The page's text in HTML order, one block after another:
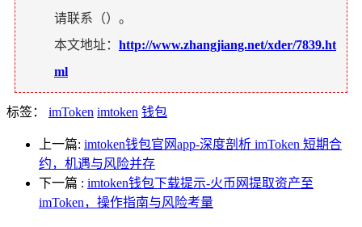
请联系（）。
本文地址： http://www.zhangjiang.net/xder/7839.ht
ml
标签： imToken imtoken 钱包
上一篇: imtoken钱包官网app-深度剖析 imToken 短期合
约，机遇与风险并存
下一篇 : imtoken钱包下载提示-火币网提取资产至
imToken，操作指南与风险考量